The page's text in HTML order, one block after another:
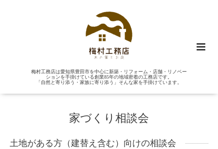
梅村工務店は愛知県豊田市を中心に新築・リフォーム・店舗・リノベー
ションを手掛けている創業85年の地域密着の工務店です。
「自然と寄り添う・家族に寄り添う」そんな家を手掛けています。
家づくり相談会
土地がある方（建替え含む）向けの相談会